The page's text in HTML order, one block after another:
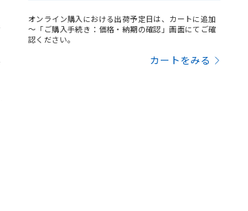
オンライン購入における出荷予定日は、カートに追加
～「ご購入手続き：価格・納期の確認」画面にてご確
認ください。
カートをみる